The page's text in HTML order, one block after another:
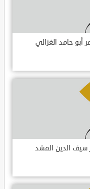
حامد الغزالي
الدين المشد